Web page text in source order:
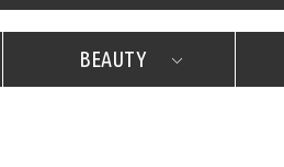
BEAUTY